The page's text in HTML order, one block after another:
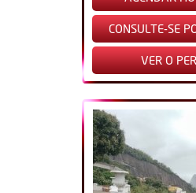
CONSULTE-SE
VER O